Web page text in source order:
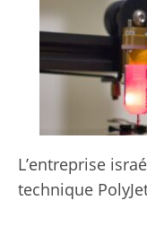
L’entreprise
technique